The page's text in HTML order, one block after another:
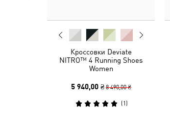
Кроссовки Deviate
NITRO™ 4 Running Shoes
Women
5 940,00 ₴ 8 490,00 ₴
(1 )